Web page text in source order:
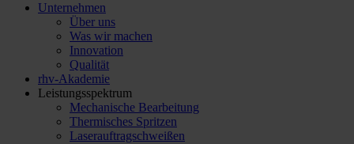
Unternehmen
Über uns
Was wir machen
Innovation
Qualität
rhv-Akademie
Leistungsspektrum
Mechanische Bearbeitung
Thermisches Spritzen
Laserauftragschweißen